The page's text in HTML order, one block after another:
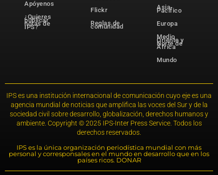
Apóyenos
¿Quieres
publicar
notas de
IPS?
Flickr
Reglas de
comunidad
Asia-
Pacífico
Europa
Medio
Oriente y
Norte de
África
Mundo
IPS es una institución internacional de comunicación cuyo eje es una
agencia mundial de noticias que amplifica las voces del Sur y de la
sociedad civil sobre desarrollo, globalización, derechos humanos y
ambiente. Copyright © 2025 IPS-Inter Press Service. Todos los
derechos reservados.
IPS es la única organización periodística mundial con más
personal y corresponsales en el mundo en desarrollo que en los
países ricos. DONAR